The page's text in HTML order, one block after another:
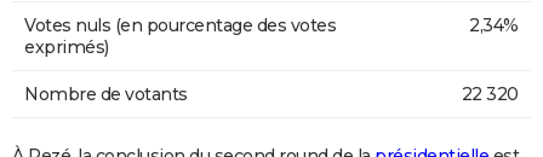
Votes nuls (en pourcentage des votes
exprimés)
2,34%
Nombre de votants 22 320